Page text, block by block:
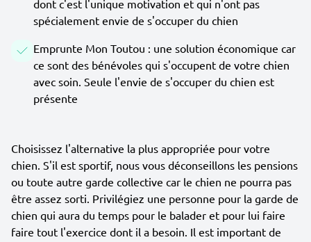
dont c'est l'unique motivation et qui n'ont pas
spécialement envie de s'occuper du chien
Emprunte Mon Toutou : une solution économique car
ce sont des bénévoles qui s'occupent de votre chien
avec soin. Seule l'envie de s'occuper du chien est
présente
Choisissez l'alternative la plus appropriée pour votre
chien. S'il est sportif, nous vous déconseillons les pensions
ou toute autre garde collective car le chien ne pourra pas
être assez sorti. Privilégiez une personne pour la garde de
chien qui aura du temps pour le balader et pour lui faire
faire tout l'exercice dont il a besoin. Il est important de